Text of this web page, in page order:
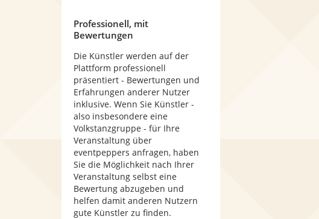
Professionell, mit
Bewertungen
Die Künstler werden auf der
Plattform professionell
präsentiert - Bewertungen und
Erfahrungen anderer Nutzer
inklusive. Wenn Sie Künstler -
also insbesondere eine
Volkstanzgruppe - für Ihre
Veranstaltung über
eventpeppers anfragen, haben
Sie die Möglichkeit nach Ihrer
Veranstaltung selbst eine
Bewertung abzugeben und
helfen damit anderen Nutzern
gute Künstler zu finden.